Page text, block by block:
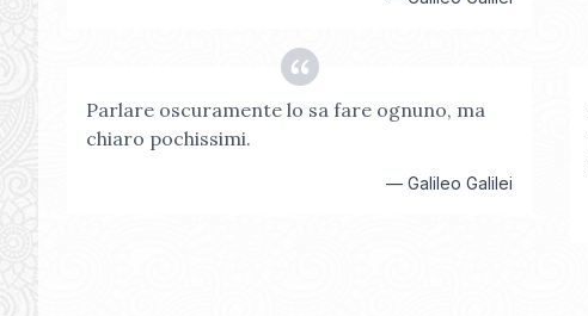
Parlare oscuramente lo sa fare ognuno, ma
chiaro pochissimi.
—Galileo Galilei